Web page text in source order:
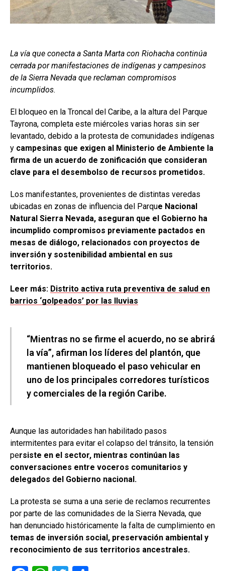
La vía que conecta a Santa Marta con Riohacha continúa
cerrada por manifestaciones de indígenas y campesinos
de la Sierra Nevada que reclaman compromisos
incumplidos.
El bloqueo en la Troncal del Caribe, a la altura del Parque
Tayrona, completa este miércoles varias horas sin ser
levantado, debido a la protesta de comunidades indígenas
y campesinas que exigen al Ministerio de Ambiente la
firma de un acuerdo de zonificación que consideran
clave para el desembolso de recursos prometidos.
Los manifestantes, provenientes de distintas veredas
ubicadas en zonas de influencia del Parque Nacional
Natural Sierra Nevada, aseguran que el Gobierno ha
incumplido compromisos previamente pactados en
mesas de diálogo, relacionados con proyectos de
inversión y sostenibilidad ambiental en sus
territorios.
Leer más: Distrito activa ruta preventiva de salud en
barrios ‘golpeados’ por las lluvias
“Mientras no se firme el acuerdo, no se abrirá
la vía”, afirman los líderes del plantón, que
mantienen bloqueado el paso vehicular en
uno de los principales corredores turísticos
y comerciales de la región Caribe.
Aunque las autoridades han habilitado pasos
intermitentes para evitar el colapso del tránsito, la tensión
persiste en el sector, mientras continúan las
conversaciones entre voceros comunitarios y
delegados del Gobierno nacional.
La protesta se suma a una serie de reclamos recurrentes
por parte de las comunidades de la Sierra Nevada, que
han denunciado históricamente la falta de cumplimiento en
temas de inversión social, preservación ambiental y
reconocimiento de sus territorios ancestrales.